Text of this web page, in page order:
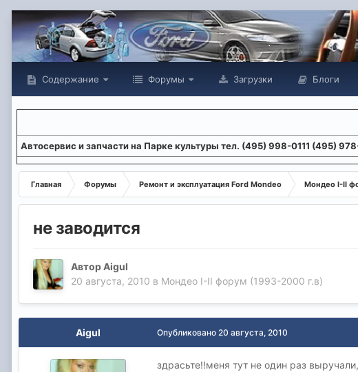
Содержание Форумы Загрузки Блоги
Aвтосервис и запчасти на Парке культуры тел. (495) 998-0111 (495)
Главная Форумы Ремонт и эксплуатация Ford Mondeo Мондео I-II
не заводится
АвторAigul
20 августа, 2010 в Мондео I-II форум (1993-2000 г.в)
Aigul Опубликовано 20 августа, 2010
здрасьте!!меня тут не один раз